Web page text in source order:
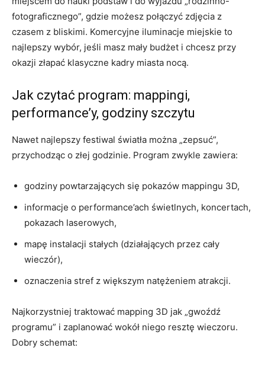
fotograficznego”, gdzie możesz połączyć zdjęcia z
czasem z bliskimi. Komercyjne iluminacje miejskie to
najlepszy wybór, jeśli masz mały budżet i chcesz przy
okazji złapać klasyczne kadry miasta nocą.
Jak czytać program: mappingi,
performance’y, godziny szczytu
Nawet najlepszy festiwal światła można „zepsuć”,
przychodząc o złej godzinie. Program zwykle zawiera:
godziny powtarzających się pokazów mappingu 3D,
informacje o performance’ach świetlnych, koncertach,
pokazach laserowych,
mapę instalacji stałych (działających przez cały
wieczór),
oznaczenia stref z większym natężeniem atrakcji.
Najkorzystniej traktować mapping 3D jak „gwoźdź
programu” i zaplanować wokół niego resztę wieczoru.
Dobry schemat: